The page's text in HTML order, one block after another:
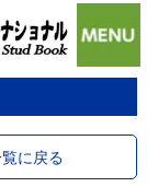
に戻る